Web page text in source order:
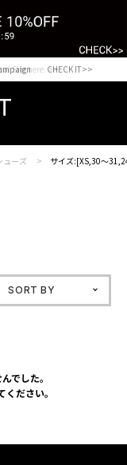
Site here. >>
Campaign CHECK IT>>
ューズ サイズ:[XS,30～
SORT BY
でした。
ださい。